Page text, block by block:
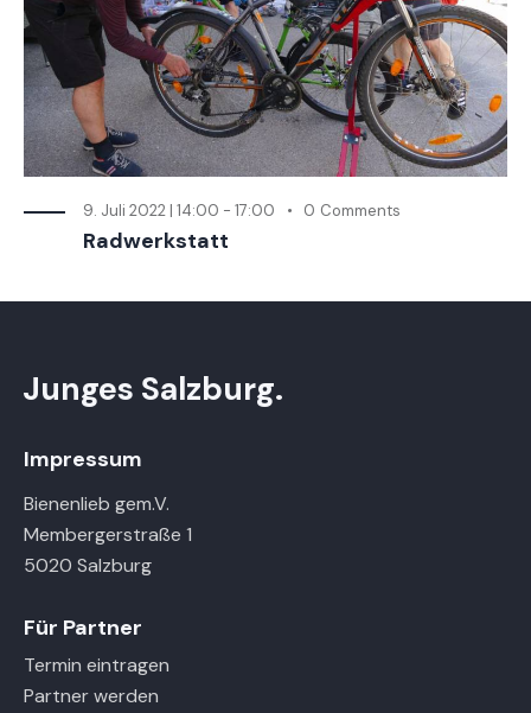
9. Juli 2022 | 14:00 - 17:00 0 Comments
Radwerkstatt
Junges Salzburg.
Impressum
Bienenlieb gem.V.
Membergerstraße 1
5020 Salzburg
Für Partner
Termin eintragen
Partner werden